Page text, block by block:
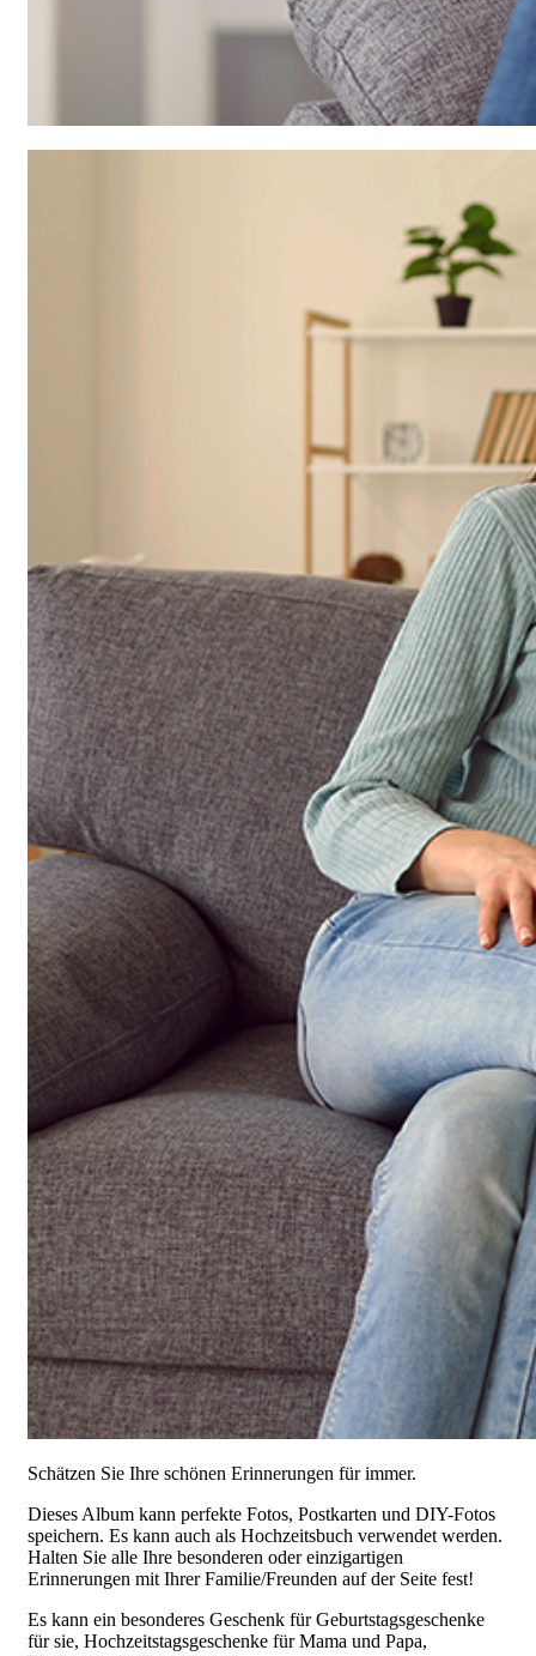
Schätzen Sie Ihre schönen Erinnerungen für immer.
Dieses Album kann perfekte Fotos, Postkarten und DIY-Fotos
speichern. Es kann auch als Hochzeitsbuch verwendet werden.
Halten Sie alle Ihre besonderen oder einzigartigen
Erinnerungen mit Ihrer Familie/Freunden auf der Seite fest!
Es kann ein besonderes Geschenk für Geburtstagsgeschenke
für sie, Hochzeitstagsgeschenke für Mama und Papa,